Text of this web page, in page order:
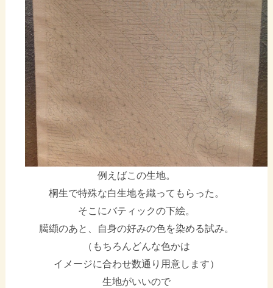
例えばこの生地。
桐生で特殊な白生地を織ってもらった。
そこにバティックの下絵。
臈纈のあと、自身の好みの色を染める試み。
（もちろんどんな色かは
イメージに合わせ数通り用意します）
生地がいいので